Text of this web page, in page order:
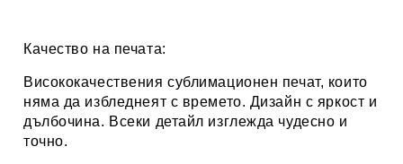
Качество на печата:
Висококачествения сублимационен печат, които
няма да избледнеят с времето. Дизайн с яркост и
дълбочина. Всеки детайл изглежда чудесно и
точно.